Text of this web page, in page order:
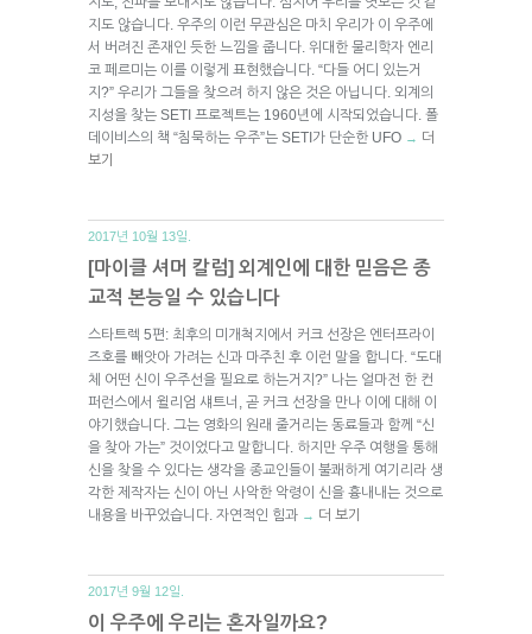
지도 않습니다. 우주의 이런 무관심은 마치 우리가 이 우주에
서 버려진 존재인 듯한 느낌을 줍니다. 위대한 물리학자 엔리
코 페르미는 이를 이렇게 표현했습니다. “다들 어디 있는거
지?” 우리가 그들을 찾으려 하지 않은 것은 아닙니다. 외계의
지성을 찾는 SETI 프로젝트는 1960년에 시작되었습니다. 폴
데이비스의 책 “침묵하는 우주”는 SETI가 단순한 UFO → 더
보기
2017년 10월 13일.
[마이클 셔머 칼럼] 외계인에 대한 믿음은 종
교적 본능일 수 있습니다
스타트렉 5편: 최후의 미개척지에서 커크 선장은 엔터프라이
즈호를 빼앗아 가려는 신과 마주친 후 이런 말을 합니다. “도대
체 어떤 신이 우주선을 필요로 하는거지?” 나는 얼마전 한 컨
퍼런스에서 윌리엄 섀트너, 곧 커크 선장을 만나 이에 대해 이
야기했습니다. 그는 영화의 원래 줄거리는 동료들과 함께 “신
을 찾아 가는” 것이었다고 말합니다. 하지만 우주 여행을 통해
신을 찾을 수 있다는 생각을 종교인들이 불쾌하게 여기리라 생
각한 제작자는 신이 아닌 사악한 악령이 신을 흉내내는 것으로
내용을 바꾸었습니다. 자연적인 힘과 → 더 보기
2017년 9월 12일.
이 우주에 우리는 혼자일까요?